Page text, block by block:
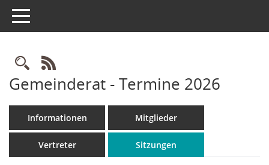
Toggle navigation
Rechercheauswahl
RSS-Feed
Gemeinderat - Termine 2026
Informationen Mitglieder
Vertreter Sitzungen